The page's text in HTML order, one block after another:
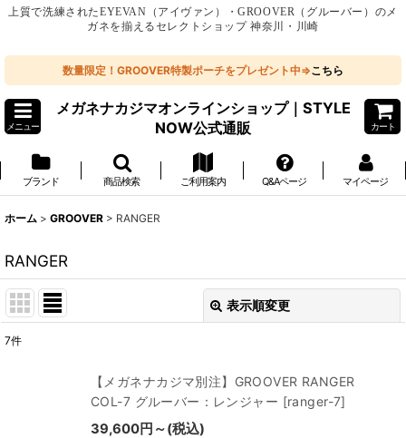
上質で洗練されたEYEVAN（アイヴァン）・GROOVER（グルーバー）のメ
ガネを揃えるセレクトショップ 神奈川・川崎
数量限定！GROOVER特製ポーチをプレゼント中⇒こちら
メニュー
メガネナカジマオンラインショップ｜STYLE
NOW公式通販
カート
ブランド 商品検索 ご利用案内 Q&Aページ マイページ
ホーム > GROOVER > RANGER
RANGER
表示順変更
7件
【メガネナカジマ別注】GROOVER RANGER
COL-7 グルーバー：レンジャー [ranger-7]
39,600円 ～(税込)